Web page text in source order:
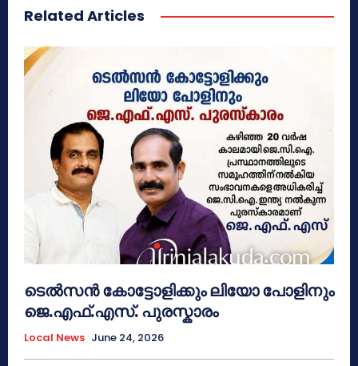
Related Articles
ടെൽസൻ കോട്ടോളിക്കും ലിയോ പോളിനും
ജെ.എഫ്.എസ്. പുരസ്കാരം
Local News June 24, 2026